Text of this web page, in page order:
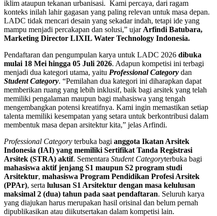
iklim ataupun tekanan urbanisasi. Kami percaya, dari ragam
konteks inilah lahir gagasan yang paling relevan untuk masa depan.
LADC tidak mencari desain yang sekadar indah, tetapi ide yang
mampu menjadi percakapan dan solusi,” ujar Arfindi Batubara,
Marketing Director LIXIL Water Technology Indonesia.
Pendaftaran dan pengumpulan karya untuk LADC 2026 dibuka
mulai 18 Mei hingga 05 Juli 2026. Adapun kompetisi ini terbagi
menjadi dua kategori utama, yaitu Professional Category dan
Student Category. “Pemilahan dua kategori ini diharapkan dapat
memberikan ruang yang lebih inklusif, baik bagi arsitek yang telah
memiliki pengalaman maupun bagi mahasiswa yang tengah
mengembangkan potensi kreatifnya. Kami ingin memastikan setiap
talenta memiliki kesempatan yang setara untuk berkontribusi dalam
membentuk masa depan arsitektur kita,” jelas Arfindi.
Professional Category terbuka bagi anggota Ikatan Arsitek
Indonesia (IAI) yang memiliki Sertifikat Tanda Registrasi
Arsitek (STRA) aktif. Sementara Student Categoryterbuka bagi
mahasiswa aktif jenjang S1 maupun S2 program studi
Arsitektur, mahasiswa Program Pendidikan Profesi Arsitek
(PPAr), serta lulusan S1 Arsitektur dengan masa kelulusan
maksimal 2 (dua) tahun pada saat pendaftaran. Seluruh karya
yang diajukan harus merupakan hasil orisinal dan belum pernah
dipublikasikan atau diikutsertakan dalam kompetisi lain.